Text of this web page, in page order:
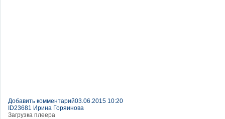
Добавить комментарий03.06.2015 10:20
ID23681 Ирина Горяинова
Загрузка плеера